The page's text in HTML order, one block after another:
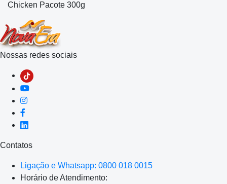
Chicken Pacote 300g
Nossas redes sociais
Contatos
Ligação e Whatsapp: 0800 018 0015
Horário de Atendimento: